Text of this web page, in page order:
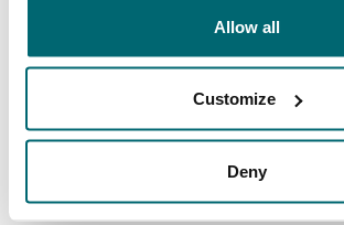
Allow all
Customize
Deny
viele Jahre hinweg überzeugen.
und der Service fangen hier
nach dem Zahlungseingang an,
vom ersten Gespräch an.
immer viel Zeit für uns, beriet
Jahreszeit entsprechenden –